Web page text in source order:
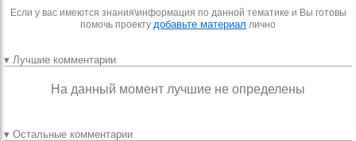
Если у вас имеются знания\информация по данной тематике и Вы готовы
помочь проекту добавьте материал лично
▾ Лучшие комментарии
На данный момент лучшие не определены
▾ Остальные комментарии